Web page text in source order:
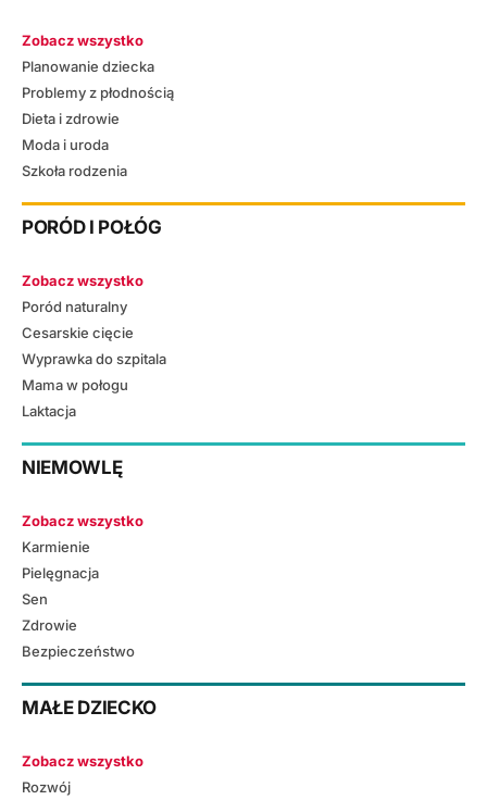
Zobacz wszystko
Planowanie dziecka
Problemy z płodnością
Dieta i zdrowie
Moda i uroda
Szkoła rodzenia
PORÓD I POŁÓG
Zobacz wszystko
Poród naturalny
Cesarskie cięcie
Wyprawka do szpitala
Mama w połogu
Laktacja
NIEMOWLĘ
Zobacz wszystko
Karmienie
Pielęgnacja
Sen
Zdrowie
Bezpieczeństwo
MAŁE DZIECKO
Zobacz wszystko
Rozwój